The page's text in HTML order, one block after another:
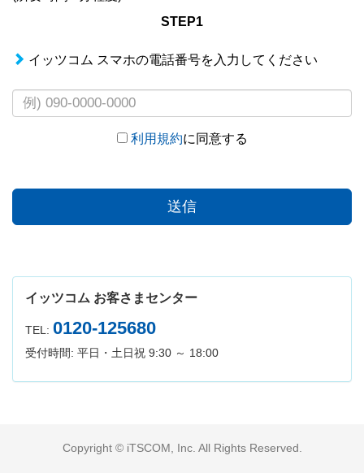
STEP1
イッツコム スマホの電話番号を入力してください
利用規約に同意する
送信
イッツコム お客さまセンター
TEL: 0120-125680
受付時間: 平日・土日祝 9:30 ～ 18:00
Copyright © iTSCOM, Inc. All Rights Reserved.